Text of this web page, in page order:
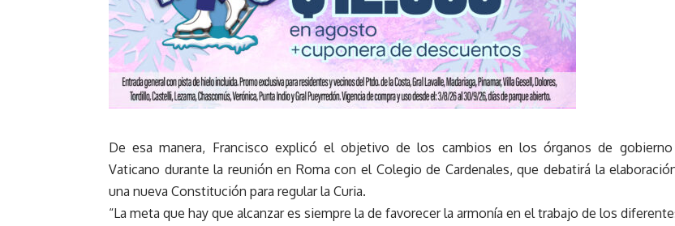
De esa manera, Francisco explicó el objetivo de los cambios en los órganos de
Vaticano durante la reunión en Roma con el Colegio de Cardenales, que debatirá la
una nueva Constitución para regular la Curia.
“La meta que hay que alcanzar es siempre la de favorecer la armonía en el trabajo de los